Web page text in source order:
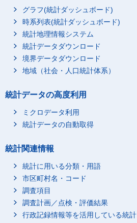
グラフ(統計ダッシュボード)
時系列表(統計ダッシュボード)
統計地理情報システム
統計データダウンロード
境界データダウンロード
地域（社会・人口統計体系）
統計データの高度利用
ミクロデータ利用
統計データの自動取得
統計関連情報
統計に用いる分類・用語
市区町村名・コード
調査項目
調査計画／点検・評価結果
行政記録情報等を活用している統計